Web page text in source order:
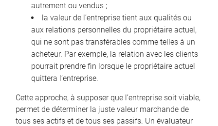
autrement ou vendus ;
la valeur de l’entreprise tient aux qualités ou
aux relations personnelles du propriétaire actuel,
qui ne sont pas transférables comme telles à un
acheteur. Par exemple, la relation avec les clients
pourrait prendre fin lorsque le propriétaire actuel
quittera l’entreprise.
Cette approche, à supposer que l’entreprise soit viable,
permet de déterminer la juste valeur marchande de
tous ses actifs et de tous ses passifs. Un évaluateur